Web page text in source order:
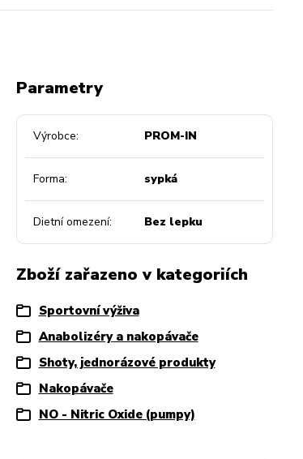
Parametry
Výrobce PROM-IN
Forma sypká
Dietní omezení Bez lepku
Zboží zařazeno v kategoriích
Sportovní výživa
Anabolizéry a nakopávače
Shoty, jednorázové produkty
Nakopávače
NO - Nitric Oxide (pumpy)